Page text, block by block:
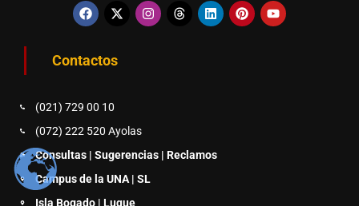
Contactos
(021) 729 00 10
(072) 222 520 Ayolas
Consultas | Sugerencias | Reclamos
Campus de la UNA | SL
Isla Bogado | Luque